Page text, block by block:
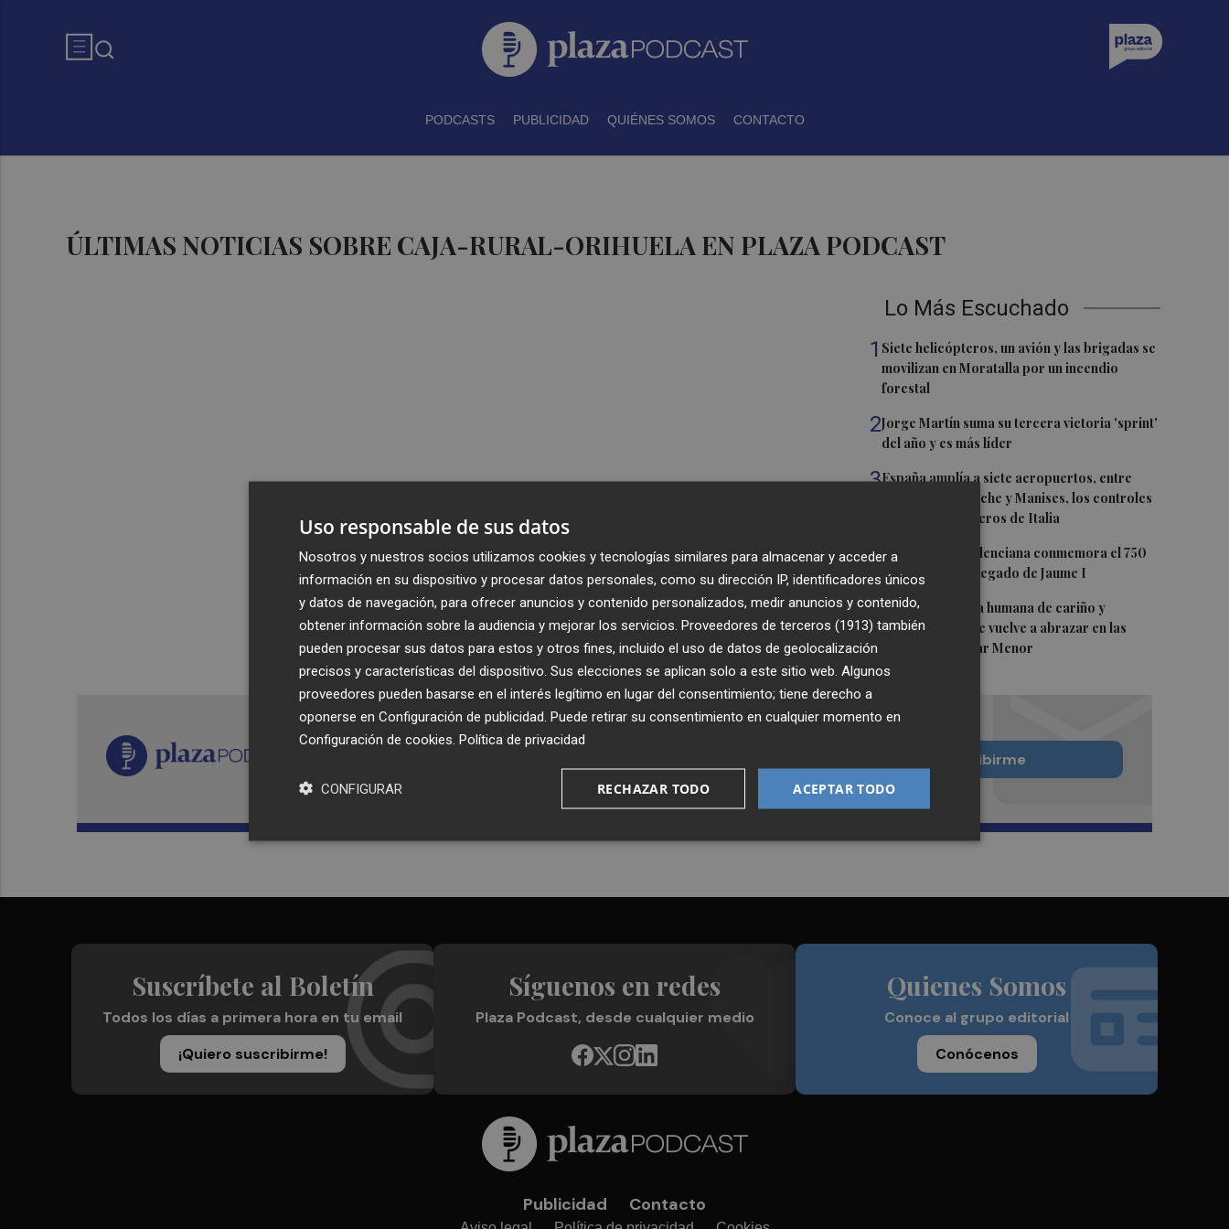
PODCASTS PUBLICIDAD QUIÉNES SOMOS CONTACTO
ÚLTIMAS NOTICIAS SOBRE CAJA-RURAL-ORIHUELA EN PLAZA PODCAST
Lo Más Escuchado
1 Siete helicópteros, un avión y las brigadas se
movilizan en Moratalla por un incendio
forestal
2Jorge Martín suma su tercera victoria 'sprint'
del año y es más líder
3España amplía a siete aeropuertos, entre
ellos Alicante-Elche y Manises, los controles
aleatorios a viajeros de Italia
4La Biblioteca Valenciana conmemora el 750
aniversario del legado de Jaume I
5Una gran cadena humana de cariño y
reivindicación se vuelve a abrazar en las
playas por el Mar Menor
Recibe toda la actualidad de
Plaza Podcast en tu correo
Quiero suscribirme
Suscríbete al Boletín
Todos los días a primera hora en tu email
¡Quiero suscribirme!
Síguenos en redes
Plaza Podcast, desde cualquier medio
Quienes Somos
Conoce al grupo editorial
Conócenos
Publicidad Contacto
Uso responsable de sus datos
Nosotros y nuestros socios utilizamos cookies y tecnologías similares para almacenar y acceder a
información en su dispositivo y procesar datos personales, como su dirección IP, identificadores únicos
y datos de navegación, para ofrecer anuncios y contenido personalizados, medir anuncios y contenido,
obtener información sobre la audiencia y mejorar los servicios. Proveedores de terceros (1913) también
pueden procesar sus datos para estos y otros fines, incluido el uso de datos de geolocalización
precisos y características del dispositivo. Sus elecciones se aplican solo a este sitio web. Algunos
proveedores pueden basarse en el interés legítimo en lugar del consentimiento; tiene derecho a
oponerse en Configuración de publicidad . Puede retirar su consentimiento en cualquier momento en
Configuración de cookies Política de privacidad
ACEPTAR TODO
RECHAZAR TODO
CONFIGURAR